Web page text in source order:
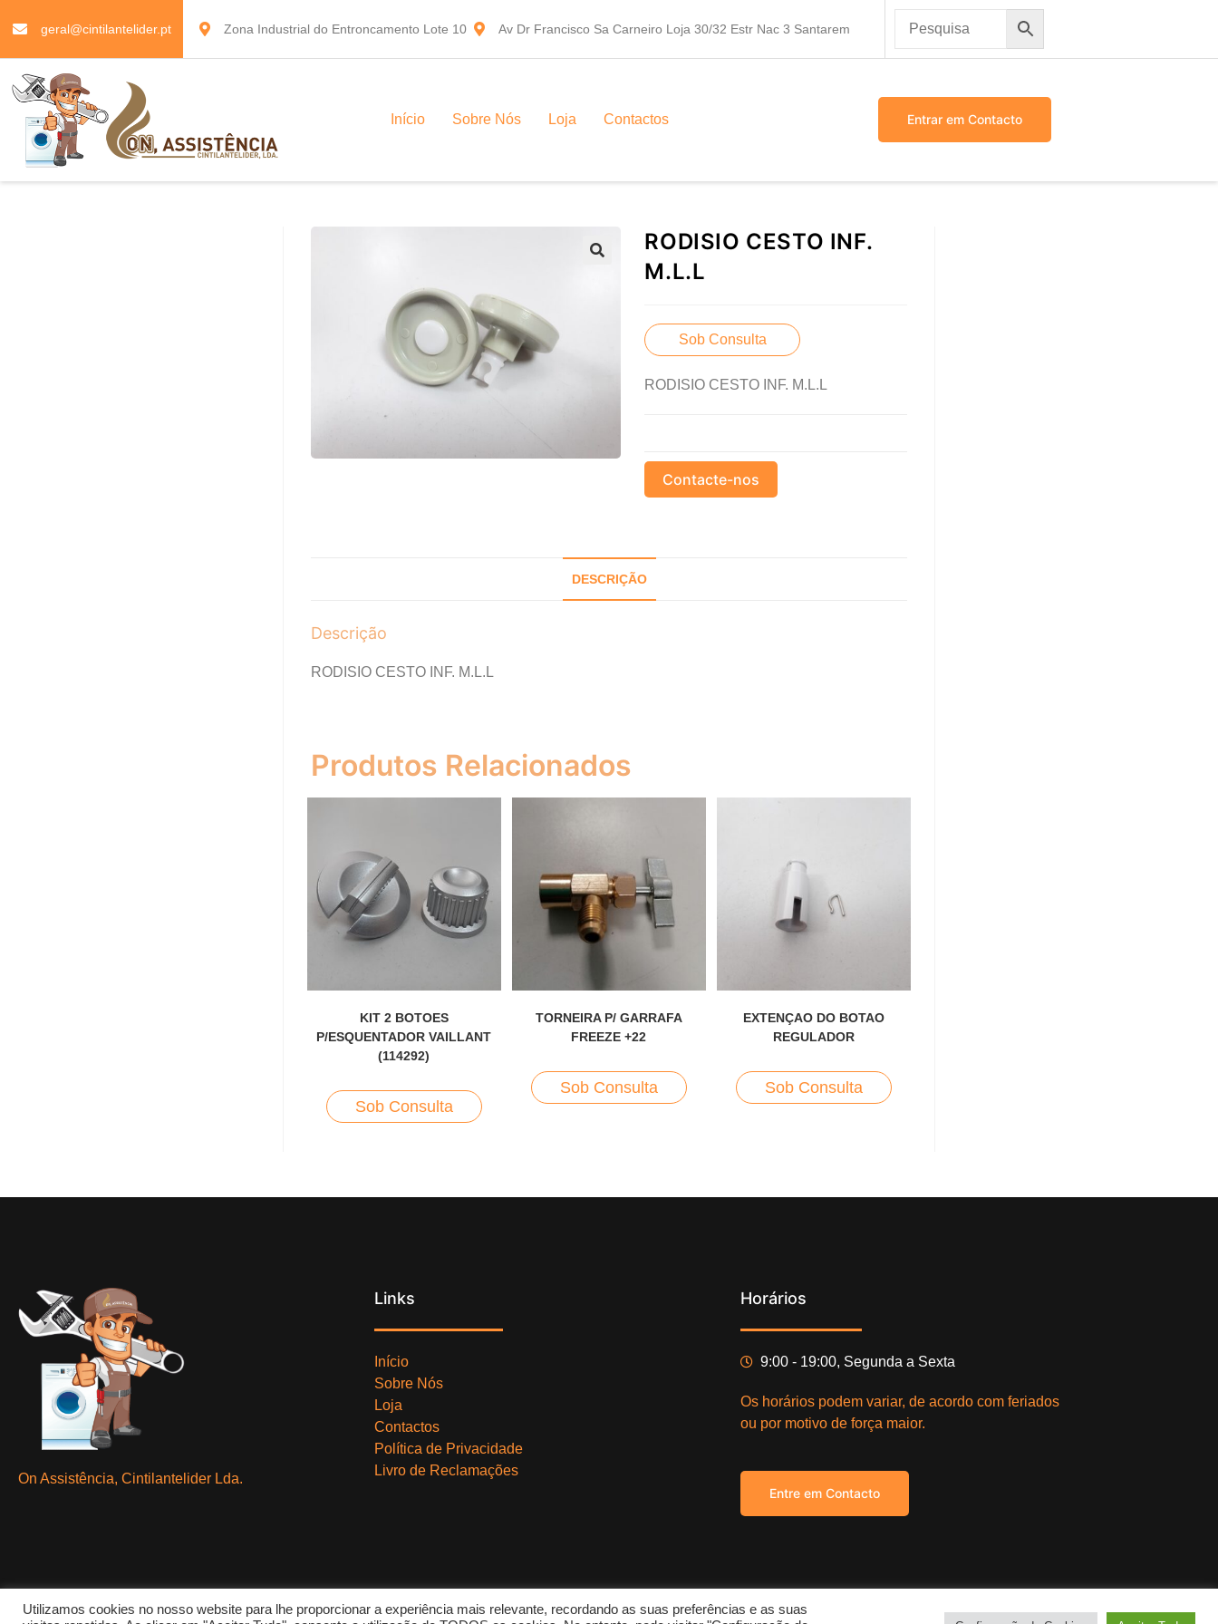
geral@cintilantelider.pt Zona Industrial do Entroncamento Lote 10 Av Dr Francisco Sa Carneiro Loja 30/32 Estr Nac 3 Santarem
Início Sobre Nós Loja Contactos Entrar em Contacto
RODISIO CESTO INF.
M.L.L
Sob Consulta
RODISIO CESTO INF. M.L.L
Contacte-nos
DESCRIÇÃO
Descrição
RODISIO CESTO INF. M.L.L
Produtos Relacionados
KIT 2 BOTOES
P/ESQUENTADOR VAILLANT
(114292)
Sob Consulta
TORNEIRA P/ GARRAFA
FREEZE +22
Sob Consulta
EXTENÇAO DO BOTAO
REGULADOR
Sob Consulta
On Assistência, Cintilantelider Lda.
Links
Início
Sobre Nós
Loja
Contactos
Política de Privacidade
Livro de Reclamações
Horários
9:00 - 19:00, Segunda a Sexta
Os horários podem variar, de acordo com feriados
ou por motivo de força maior.
Entre em Contacto
Copyright © 2021. Todos os direitos reservados.
Utilizamos cookies no nosso website para lhe proporcionar a experiência mais relevante, recordando as suas preferências e as suas